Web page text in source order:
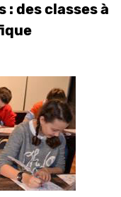
: des classes à